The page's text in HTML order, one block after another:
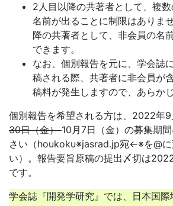
2人目以降の共著者として、複
名前が出ることに制限はありま
降の共著者として、非会員の名
できます。
なお、個別報告を元に、学会誌
稿される際、共著者に非会員が
稿料が発生しますので、あらか
個別報告を希望される方は、2022年9
30日（金）10月7日（金）の募集期
さい（houkoku※jasrad.jp宛←※を@に
い）。報告要旨原稿の提出〆切は
です。
学会誌『開発学研究』では、日本国